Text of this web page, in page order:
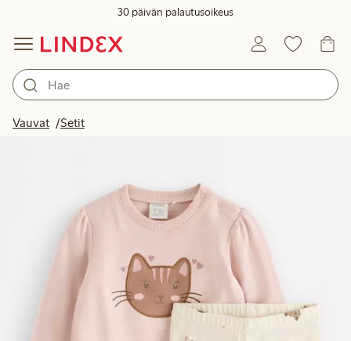
30 päivän palautusoikeus
Vauvat Setit